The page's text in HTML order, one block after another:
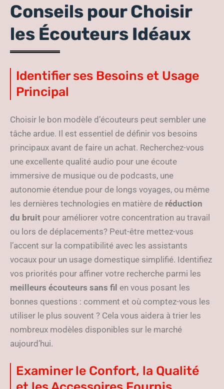
Conseils pour Choisir
les Écouteurs Idéaux
Identifier ses Besoins et Usage
Principal
Choisir le bon modèle d’écouteurs peut sembler une
tâche ardue. Il est essentiel de définir vos besoins
principaux avant de faire un achat. Recherchez-vous
une excellente qualité audio pour une écoute
immersive de musique ou de podcasts, une
autonomie étendue pour de longs voyages, ou même
les dernières technologies en matière de réduction
du bruit pour améliorer votre concentration au travail
ou lors de déplacements? Peut-être mettez-vous
l’accent sur la compatibilité avec les assistants
vocaux pour un usage domestique simplifié. Identifiez
vos priorités pour affiner votre recherche parmi les
meilleurs écouteurs sans fil en vous posant les
bonnes questions : comment et où comptez-vous les
utiliser le plus souvent ? Cela vous aidera à trier les
nombreux modèles disponibles sur le marché
aujourd’hui.
Examiner le Confort, la Qualité